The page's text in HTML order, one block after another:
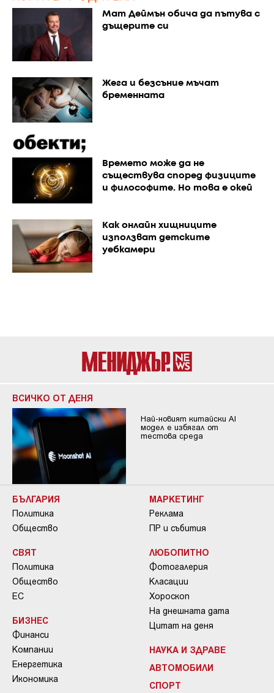
Мат Деймън обича да пътува с
дъщерите си
Жега и безсъние мъчат
бременната
Времето може да не
съществува според физиците
и философите. Но това е окей
Как онлайн хищниците
използват детските
уебкамери
ВСИЧКО ОТ ДЕНЯ
Най-новият китайски AI
модел е избягал от
тестова среда
БЪЛГАРИЯ
Политика
Общество
СВЯТ
Политика
Общество
ЕС
БИЗНЕС
Финанси
Компании
Енергетика
Икономика
МАРКЕТИНГ
Реклама
ПР и събития
ЛЮБОПИТНО
Фотогалерия
Класации
Хороскоп
На днешната дата
Цитат на деня
НАУКА И ЗДРАВЕ
АВТОМОБИЛИ
СПОРТ